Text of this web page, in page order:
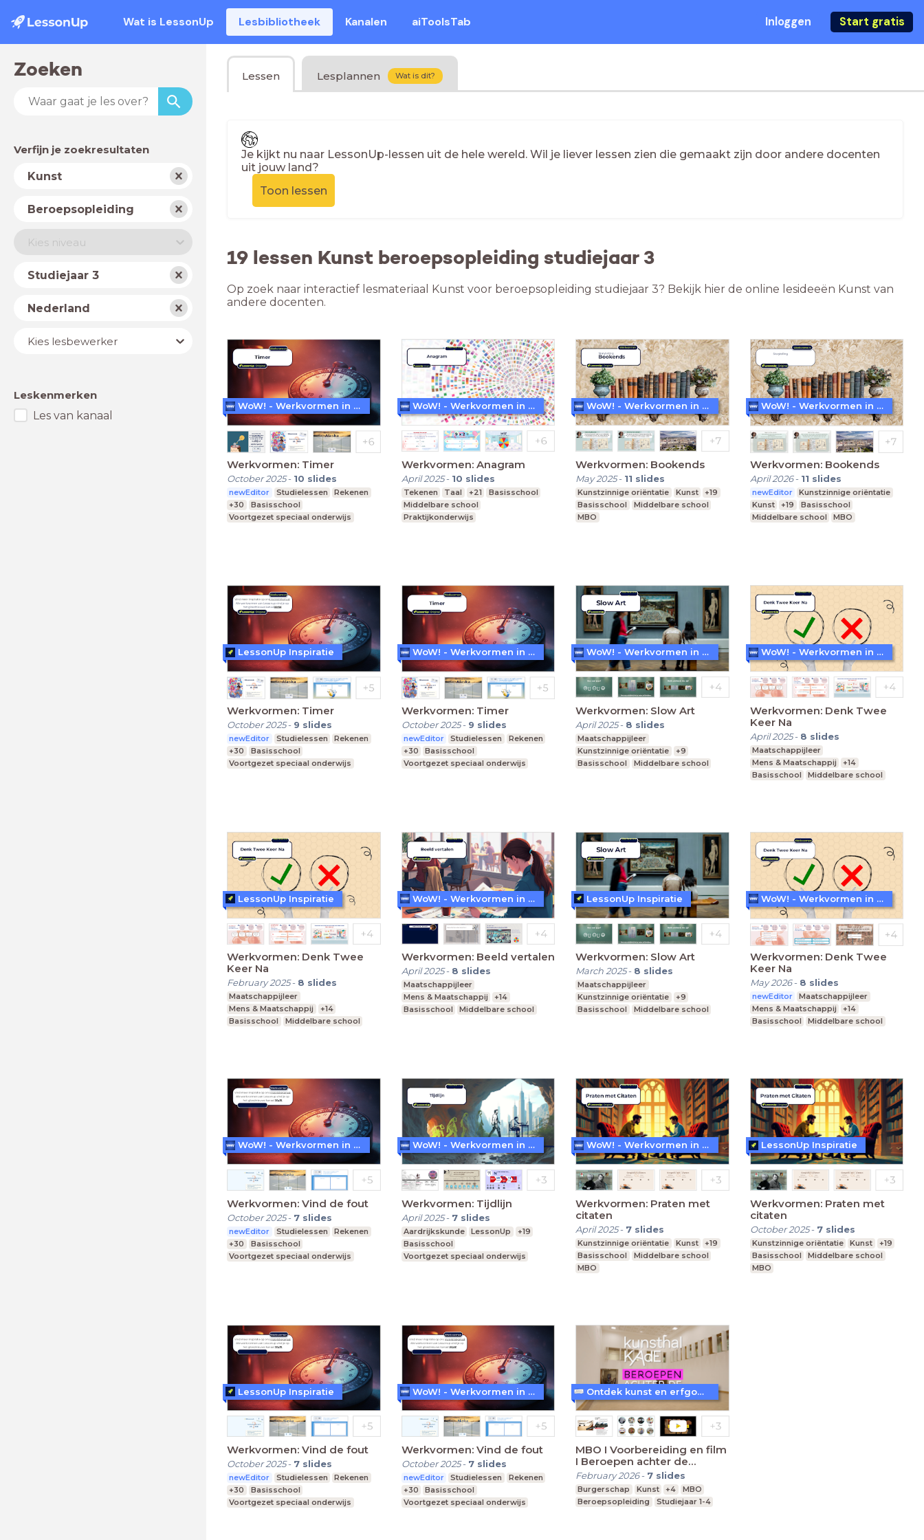
Wat is LessonUp Lesbibliotheek Kanalen aiToolsTab Inloggen Start gratis
Zoeken
Verfijn je zoekresultaten
VakKunst
Schooltype
Beroepsopleiding
Niveau
Kies niveau
JaarStudiejaar 3
LandNederland
Lesbewerker
Kies lesbewerker
Leskenmerken
Les van kanaal
Lessen Lesplannen Wat is dit?
Je kijkt nu naar LessonUp-lessen uit de hele wereld. Wil je liever lessen zien die gemaakt zijn door andere docenten
uit jouw land?
Toon lessen
19 lessen Kunst beroepsopleiding studiejaar 3
Op zoek naar interactief lesmateriaal Kunst voor beroepsopleiding studiejaar 3? Bekijk hier de online lesideeën Kunst van
andere docenten.
Werkvormen: Timer
October 2025- 10 slides
newEditor Studielessen
Rekenen
+30
Basisschool
Voortgezet speciaal onderwijs
WoW! - Werkvormen in LessonUp
Werkvormen: Anagram
April 2025- 10 slides
Tekenen Taal +21
Basisschool
Middelbare school
Praktijkonderwijs
WoW! - Werkvormen in LessonUp
Werkvormen: Bookends
May 2025- 11 slides
Kunstzinnige oriëntatie Kunst
+19
Basisschool
Middelbare school
MBO
WoW! - Werkvormen in LessonUp
Werkvormen: Bookends
April 2026- 11 slides
newEditor
Kunstzinnige oriëntatie
Kunst
+19
Basisschool
Middelbare school
MBO
WoW! - Werkvormen in LessonUp
Werkvormen: Timer
October 2025- 9 slides
newEditor Studielessen
Rekenen
+30
Basisschool
Voortgezet speciaal onderwijs
LessonUp Inspiratie
Werkvormen: Timer
October 2025- 9 slides
newEditor Studielessen
Rekenen
+30
Basisschool
Voortgezet speciaal onderwijs
WoW! - Werkvormen in LessonUp
Werkvormen: Slow Art
April 2025- 8 slides
Maatschappijleer
Kunstzinnige oriëntatie
+9
Basisschool
Middelbare school
WoW! - Werkvormen in LessonUp
Werkvormen: Denk Twee
Keer Na
April 2025- 8 slides
Maatschappijleer
Mens & Maatschappij
+14
Basisschool
Middelbare school
WoW! - Werkvormen in LessonUp
Werkvormen: Denk Twee
Keer Na
February 2025- 8 slides
Maatschappijleer
Mens & Maatschappij
+14
Basisschool
Middelbare school
LessonUp Inspiratie
Werkvormen: Beeld vertalen
April 2025- 8 slides
Maatschappijleer
Mens & Maatschappij
+14
Basisschool
Middelbare school
WoW! - Werkvormen in LessonUp
Werkvormen: Slow Art
March 2025- 8 slides
Maatschappijleer
Kunstzinnige oriëntatie
+9
Basisschool
Middelbare school
LessonUp Inspiratie
Werkvormen: Denk Twee
Keer Na
May 2026- 8 slides
newEditor
Maatschappijleer
Mens & Maatschappij
+14
Basisschool
Middelbare school
WoW! - Werkvormen in LessonUp
Werkvormen: Vind de fout
October 2025- 7 slides
newEditor Studielessen
Rekenen
+30
Basisschool
Voortgezet speciaal onderwijs
WoW! - Werkvormen in LessonUp
Werkvormen: Tijdlijn
April 2025- 7 slides
Aardrijkskunde LessonUp
+19
Basisschool
Voortgezet speciaal onderwijs
WoW! - Werkvormen in LessonUp
Werkvormen: Praten met
citaten
April 2025- 7 slides
Kunstzinnige oriëntatie Kunst
+19
Basisschool
Middelbare school
MBO
WoW! - Werkvormen in LessonUp
Werkvormen: Praten met
citaten
October 2025- 7 slides
Kunstzinnige oriëntatie Kunst
+19
Basisschool
Middelbare school
MBO
LessonUp Inspiratie
Werkvormen: Vind de fout
October 2025- 7 slides
newEditor Studielessen
Rekenen
+30
Basisschool
Voortgezet speciaal onderwijs
LessonUp Inspiratie
Werkvormen: Vind de fout
October 2025- 7 slides
newEditor Studielessen
Rekenen
+30
Basisschool
Voortgezet speciaal onderwijs
WoW! - Werkvormen in LessonUp
MBO I Voorbereiding en film
I Beroepen achter de
schermen
February 2026- 7 slides
Burgerschap Kunst +4
MBO
Beroepsopleiding
Studiejaar 1-4
Ontdek kunst en erfgoed in Amersfoort